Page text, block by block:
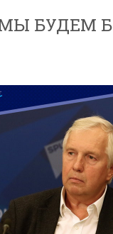
БУДЕМ